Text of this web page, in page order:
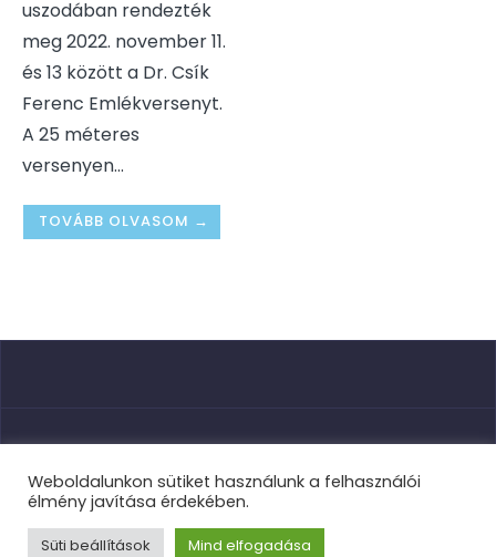
uszodában rendezték
meg 2022. november 11.
és 13 között a Dr. Csík
Ferenc Emlékversenyt.
A 25 méteres
versenyen...
TOVÁBB OLVASOM →
Nyitóoldal
TVSE
Weboldalunkon sütiket használunk a felhasználói
élmény javítása érdekében.
Süti beállítások Mind elfogadása